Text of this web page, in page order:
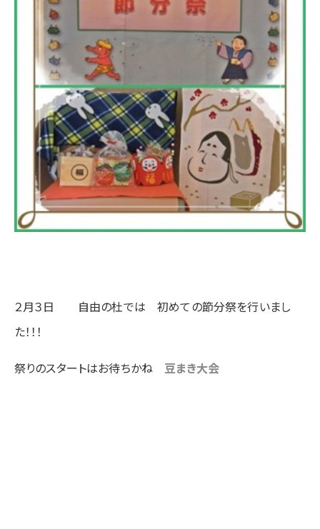
２月３日 自由の杜では 初めての節分祭を行いまし
た！！！
祭りのスタートはお待ちかね 豆まき大会